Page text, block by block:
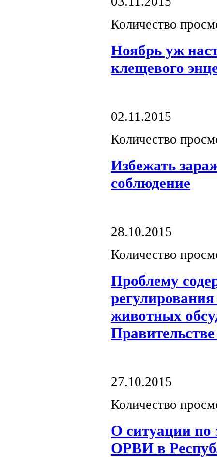
Количество
Ноябрь уж
клещевого
02.11.2015
Количество
Избежать
соблюдение
28.10.2015
Количество
Проблему
животных
27.10.2015
Количество
О ситуации по
ОРВИ в